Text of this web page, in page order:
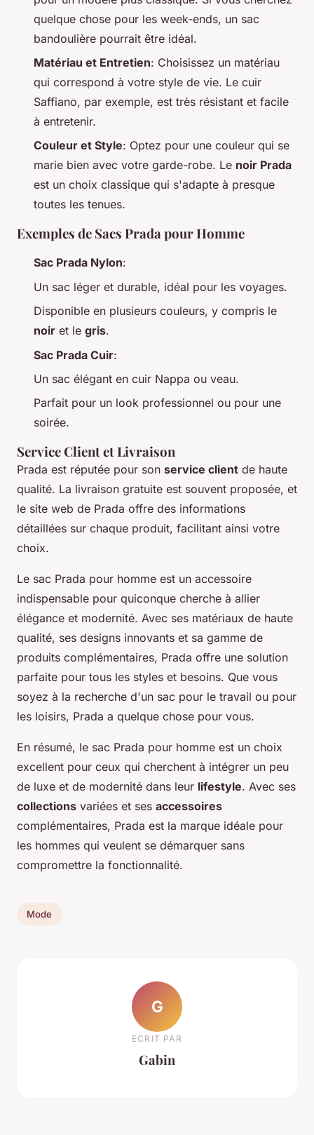
quelque chose pour les week-ends, un sac
bandoulière pourrait être idéal.
Matériau et Entretien: Choisissez un matériau
qui correspond à votre style de vie. Le cuir
Saffiano, par exemple, est très résistant et facile
à entretenir.
Couleur et Style: Optez pour une couleur qui se
marie bien avec votre garde-robe. Le noir Prada
est un choix classique qui s'adapte à presque
toutes les tenues.
Exemples de Sacs Prada pour Homme
Sac Prada Nylon:
Un sac léger et durable, idéal pour les voyages.
Disponible en plusieurs couleurs, y compris le
noir et le gris.
Sac Prada Cuir:
Un sac élégant en cuir Nappa ou veau.
Parfait pour un look professionnel ou pour une
soirée.
Service Client et Livraison
Prada est réputée pour son service client de haute
qualité. La livraison gratuite est souvent proposée, et
le site web de Prada offre des informations
détaillées sur chaque produit, facilitant ainsi votre
choix.
Le sac Prada pour homme est un accessoire
indispensable pour quiconque cherche à allier
élégance et modernité. Avec ses matériaux de haute
qualité, ses designs innovants et sa gamme de
produits complémentaires, Prada offre une solution
parfaite pour tous les styles et besoins. Que vous
soyez à la recherche d'un sac pour le travail ou pour
les loisirs, Prada a quelque chose pour vous.
En résumé, le sac Prada pour homme est un choix
excellent pour ceux qui cherchent à intégrer un peu
de luxe et de modernité dans leur lifestyle. Avec ses
collections variées et ses accessoires
complémentaires, Prada est la marque idéale pour
les hommes qui veulent se démarquer sans
compromettre la fonctionnalité.
Mode
G
ECRIT PAR
Gabin